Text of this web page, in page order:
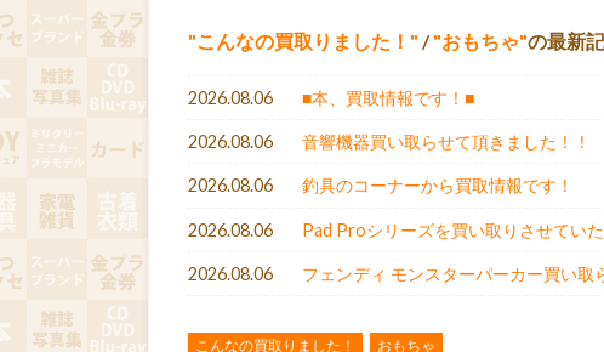
こんなの買取りました！ / おもちゃ の最新
2026.08.06 ■本、買取情報です！■
2026.08.06 音響機器買い取らせて頂きました！！
2026.08.06 釣具のコーナーから買取情報です！
2026.08.06 Pad Proシリーズを買い取りさせてい
2026.08.06 フェンディ モンスターパーカー買い取
こんなの買取りました！ おもちゃ